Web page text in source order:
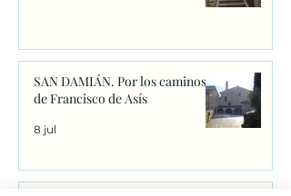
SAN DAMIÁN. Por los caminos
de Francisco de Asís
8 jul